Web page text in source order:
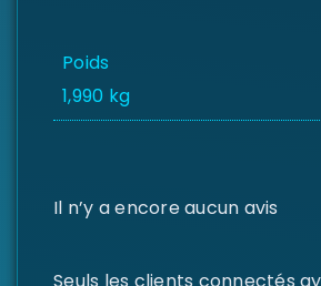
Poids
1,990 kg
Il n’y a encore aucun avis
Seuls les clients connectés